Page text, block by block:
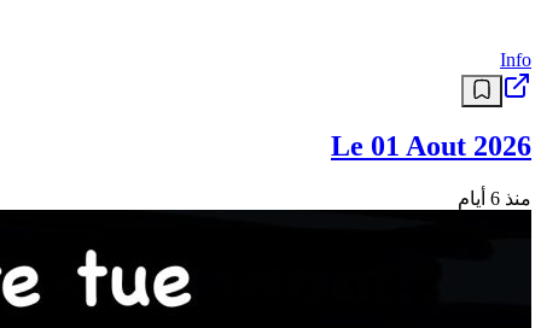
Info
Le 01 Aout 2026
منذ 6 أيام